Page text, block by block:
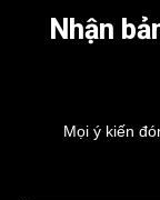
Nhận
Mọi ý kiến